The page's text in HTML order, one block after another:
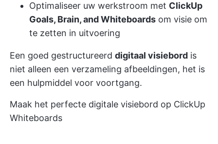
Optimaliseer uw werkstroom met ClickUp
Goals, Brain, and Whiteboards om visie om
te zetten in uitvoering
Een goed gestructureerd digitaal visiebord is
niet alleen een verzameling afbeeldingen, het is
een hulpmiddel voor voortgang.
Maak het perfecte digitale visiebord op ClickUp
Whiteboards